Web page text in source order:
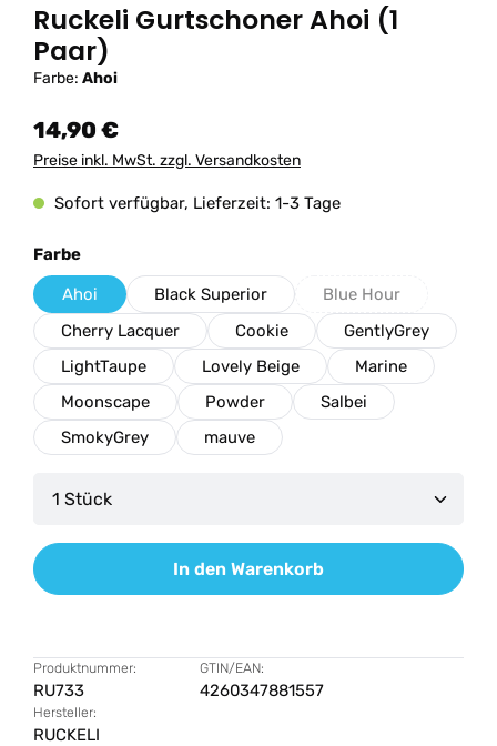
Ruckeli Gurtschoner Ahoi (1
Paar)
Farbe: Ahoi
14,90 €
Preise inkl. MwSt. zzgl. Versandkosten
Sofort verfügbar, Lieferzeit: 1-3 Tage
Farbeauswählen
Ahoi Black Superior Blue Hour
Cherry Lacquer Cookie
GentlyGrey
LightTaupe
Lovely Beige
Marine
Moonscape
Powder
Salbei
SmokyGrey
mauve
Produkt Anzahl: Gib den gewünschten Wert
In den Warenkorb
Produktnummer:
RU733
GTIN/EAN:
4260347881557
Hersteller:
RUCKELI